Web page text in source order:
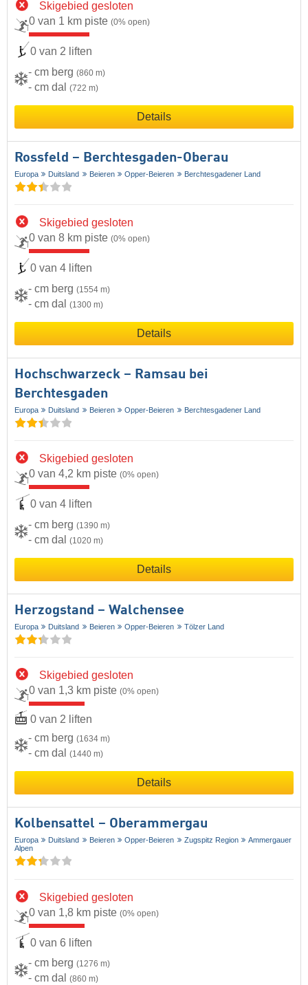
Skigebied gesloten
0 van 1 km piste (0% open)
0 van 2 liften
- cm berg (860 m)
- cm dal (722 m)
Details
Rossfeld – Berchtesgaden-Oberau
Europa Duitsland Beieren Opper-Beieren Berchtesgadener Land
Skigebied gesloten
0 van 8 km piste (0% open)
0 van 4 liften
- cm berg (1554 m)
- cm dal (1300 m)
Details
Hochschwarzeck – Ramsau bei
Berchtesgaden
Europa Duitsland Beieren Opper-Beieren Berchtesgadener Land
Skigebied gesloten
0 van 4,2 km piste (0% open)
0 van 4 liften
- cm berg (1390 m)
- cm dal (1020 m)
Details
Herzogstand – Walchensee
Europa Duitsland Beieren Opper-Beieren Tölzer Land
Skigebied gesloten
0 van 1,3 km piste (0% open)
0 van 2 liften
- cm berg (1634 m)
- cm dal (1440 m)
Details
Kolbensattel – Oberammergau
Europa Duitsland Beieren Opper-Beieren Zugspitz Region
Ammergauer
Alpen
Skigebied gesloten
0 van 1,8 km piste (0% open)
0 van 6 liften
- cm berg (1276 m)
- cm dal (860 m)